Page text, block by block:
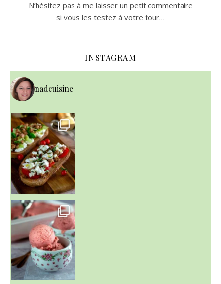
N’hésitez pas à me laisser un petit commentaire
si vous les testez à votre tour…
INSTAGRAM
nadcuisine
~ NICE CREAM À LA FRAISE ~
Presque un mois que